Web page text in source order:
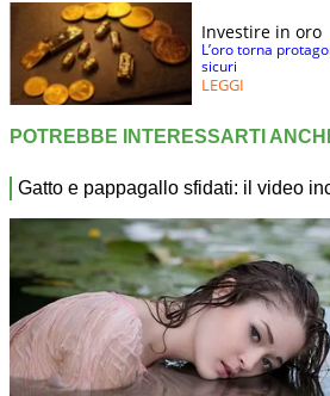
Investire in oro
L’oro torna
sicuri
LEGGI